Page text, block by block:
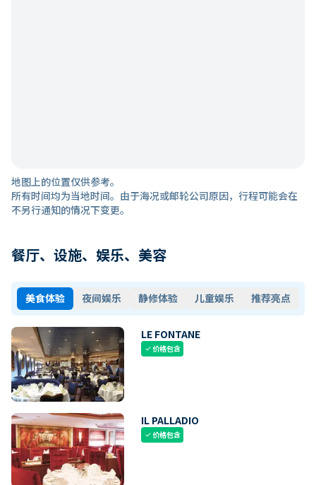
地图上的位置仅供参考。
所有时间均为当地时间。由于海况或邮轮公司原因，行程可能会在
不另行通知的情况下变更。
餐厅、设施、娱乐、美容
美食体验 夜间娱乐 静修体验 儿童娱乐 推荐亮点
LE FONTANE
check价格包含
IL PALLADIO
check价格包含